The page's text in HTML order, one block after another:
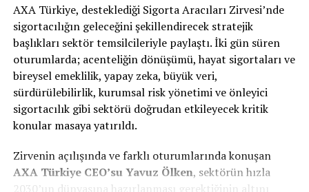
Opel, 160. Yaşını Kutluyor
DON'T MISS
Peugeot Sport ve Capgemini Güçlerini Birleştiriyor
AXA Türkiye, desteklediği Sigorta Aracıları Zirvesi’nde
sigortacılığın geleceğini şekillendirecek stratejik
başlıkları sektör temsilcileriyle paylaştı. İki gün süren
oturumlarda; acenteliğin dönüşümü, hayat sigortaları ve
bireysel emeklilik, yapay zeka, büyük veri,
sürdürülebilirlik, kurumsal risk yönetimi ve önleyici
sigortacılık gibi sektörü doğrudan etkileyecek kritik
konular masaya yatırıldı.
Zirvenin açılışında ve farklı oturumlarında konuşan
AXA TürkiyeCEO’su Yavuz Ölken, sektörün hızla
2030’un dünyasına hazırlanması gerektiğinin altını